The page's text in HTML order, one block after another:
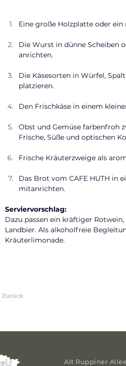
Eine große Holzplatte oder
Die Wurst in dünne Scheiben
anrichten.
Die Käsesorten in Würfel,
platzieren.
Den Frischkäse in einem
Obst und Gemüse farbenfroh
Frische, Süße und optischen
Frische Kräuterzweige als
Das Brot vom CAFE HUTH
mitanrichten.
Serviervorschlag:
Dazu passen ein kräftiger
Landbier. Als alkoholfreie
Kräuterlimonade.
Zurück
Alt Ruppiner